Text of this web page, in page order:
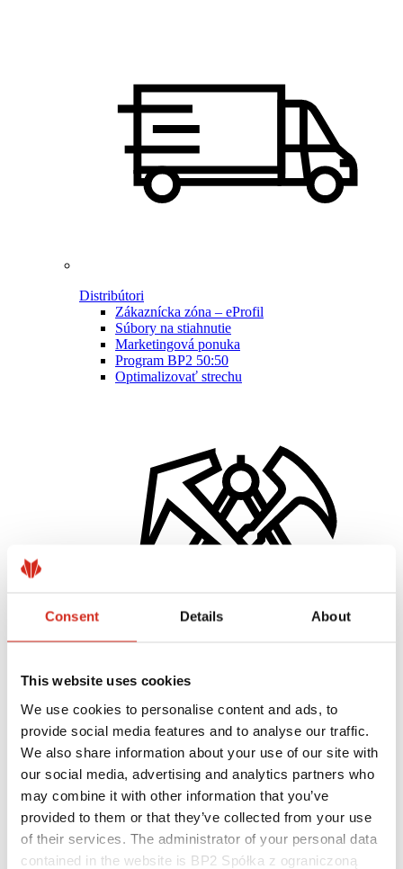
Consent Details About
This website uses cookies
We use cookies to personalise content and ads, to
provide social media features and to analyse our traffic.
We also share information about your use of our site with
our social media, advertising and analytics partners who
may combine it with other information that you’ve
provided to them or that they’ve collected from your use
of their services. The administrator of your personal data
contained in the website is BP2 Spółka z ograniczoną
Distribútori
Zákaznícka zóna – eProfil
Súbory na stiahnutie
Marketingová ponuka
Program BP2 50:50
Optimalizovať strechu
Zhotovitelia
Praktický tréning
Mobilná Akadémia Majstrov
Návod na montáž
Technická pomoc
MASTER ROOFER
Súbory na stiahnutie
Optimalizovať strechu